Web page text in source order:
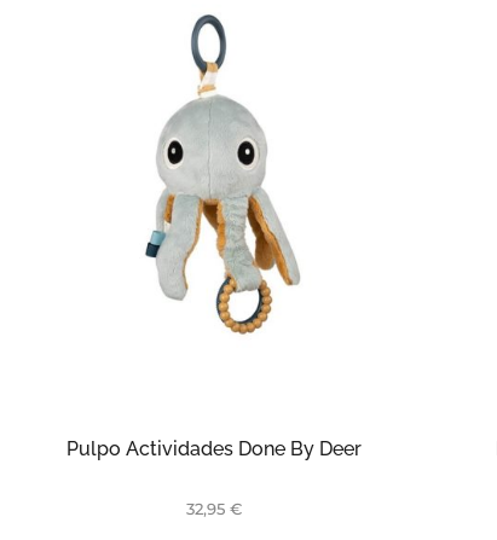
Pulpo Actividades Done By Deer
32,95 €